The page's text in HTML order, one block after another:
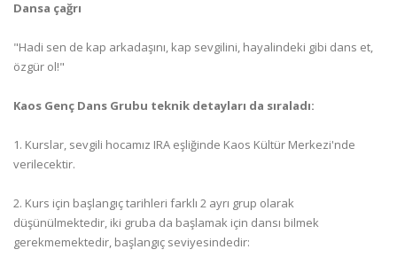
Dansa çağrı
"Hadi sen de kap arkadaşını, kap sevgilini, hayalindeki gibi dans et,
özgür ol!"
Kaos Genç Dans Grubu teknik detayları da sıraladı:
1. Kurslar, sevgili hocamız IRA eşliğinde Kaos Kültür Merkezi'nde
verilecektir.
2. Kurs için başlangıç tarihleri farklı 2 ayrı grup olarak
düşünülmektedir, iki gruba da başlamak için dansı bilmek
gerekmemektedir, başlangıç seviyesindedir: